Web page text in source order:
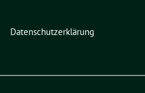
Datenschutzerklärung